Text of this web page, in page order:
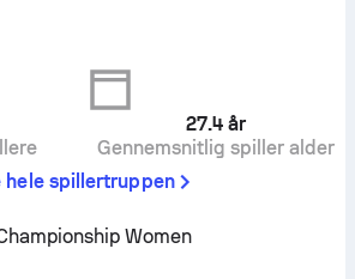
27.4 år
Gennemsnitlig spiller alder
hele spillertruppen
Women